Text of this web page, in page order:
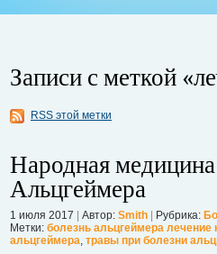
Можно ли увеличить грудь без
себя в форме. Давайте же подробнее
Записи с меткой
RSS этой метки
Народная
Альцгеймера
1 июля 2017 Автор: Smith Рубрика:
Метки: болезнь альцгеймера
альцгеймера, травы при болезни